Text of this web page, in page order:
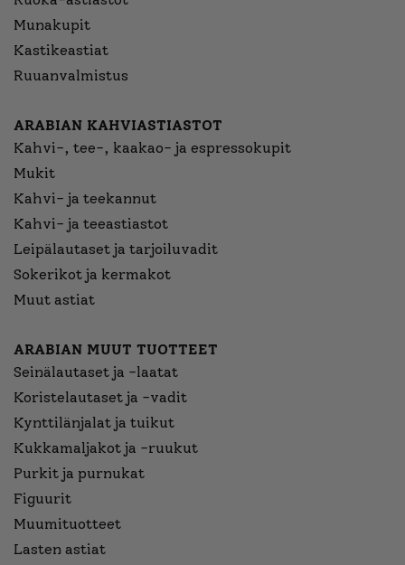
Munakupit
Kastikeastiat
Ruuanvalmistus
ARABIAN KAHVIASTIASTOT
Kahvi-, tee-, kaakao- ja espressokupit
Mukit
Kahvi- ja teekannut
Kahvi- ja teeastiastot
Leipälautaset ja tarjoiluvadit
Sokerikot ja kermakot
Muut astiat
ARABIAN MUUT TUOTTEET
Seinälautaset ja -laatat
Koristelautaset ja -vadit
Kynttilänjalat ja tuikut
Kukkamaljakot ja -ruukut
Purkit ja purnukat
Figuurit
Muumituotteet
Lasten astiat